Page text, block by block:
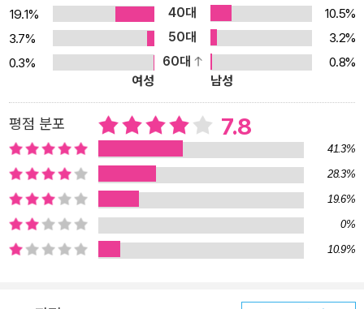
혼란에 어떻게 대처하면 좋을지 알려준다는 데서 기존의 심리학 서적
과도 다르다. 공부하는 심리학이 아니라 생활의 심리학이다. 긍정적
인 태도가 미덕이 되는 현대사회에서는 자신의 상처를 외면한 채 살
아가기 쉽다. 하지만 상처는 나이테처럼 박혀 나와 함께 자란다. 『숨
쉬듯 가볍게』는 이미 내게 깊숙한 상처를 부정하지 않고 자신과 솔직
하게 만나보기를 권한다. 무엇이 나를 고통스럽게 해왔는지 이해할
때 비로소 그것을 편안하게 받아들일 수 있기 때문이다. 무작정 고통
을 회피하거나 약점을 극복하는 것이 아니라 자기 자신을 있는 그대
로 바라보는 고요한 시간이 필요하다고 이 책은 말한다. 이것이 기존
의 자기계발 이론과 구별되는 ‘심리학+명상’의 핵심이다. 상처는 지
우는 것이 아니라 이해하는 것이다 실제로 저자 본인이 오랜 공부와
명상 경험을 통해 깨달은 일상의 훈련법은 단순하면서도 섬세하다.
19.1%
40대
10.5%
3.7%
50대
3.2%
0.3%
60대
0.8%
여성
남성
평점 분포 7.8
41.3%
28.3%
19.6%
0%
10.9%